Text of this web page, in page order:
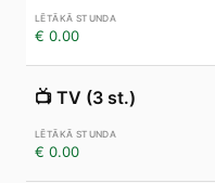
€ 0.00
📺 TV (3 st.)
€ 0.00